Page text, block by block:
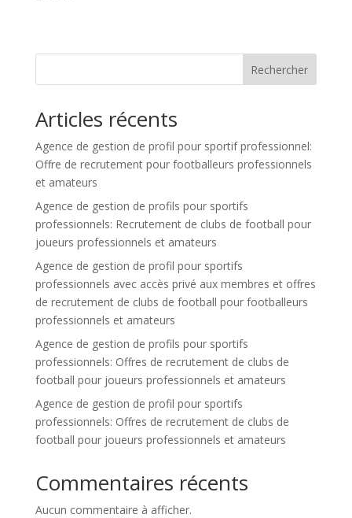
Rechercher
Articles récents
Agence de gestion de profil pour sportif professionnel:
Offre de recrutement pour footballeurs professionnels
et amateurs
Agence de gestion de profils pour sportifs
professionnels: Recrutement de clubs de football pour
joueurs professionnels et amateurs
Agence de gestion de profil pour sportifs
professionnels avec accès privé aux membres et offres
de recrutement de clubs de football pour footballeurs
professionnels et amateurs
Agence de gestion de profils pour sportifs
professionnels: Offres de recrutement de clubs de
football pour joueurs professionnels et amateurs
Agence de gestion de profil pour sportifs
professionnels: Offres de recrutement de clubs de
football pour joueurs professionnels et amateurs
Commentaires récents
Aucun commentaire à afficher.